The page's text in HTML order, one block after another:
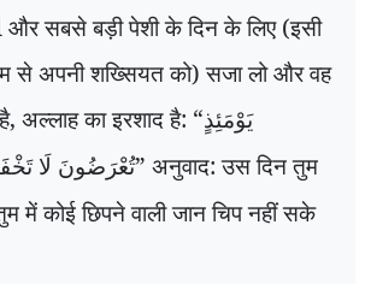
और सबसे बड़ी पेशी के दिन के लिए (इसी
से अपनी शख्सियत को) सजा लो और वह
अल्लाह का इरशाद है: “يَوْمَئِذٍ
تُعْرَضُونَ لَا” अनुवाद: उस दिन तुम
में कोई छिपने वाली जान चिप नहीं सके